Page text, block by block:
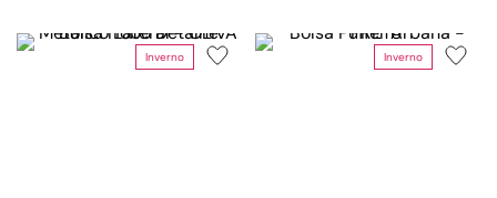
Inverno Inverno